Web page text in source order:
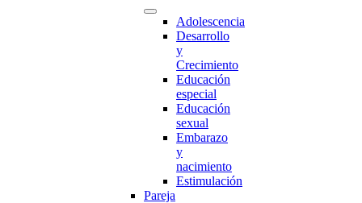
Adolescencia
Desarrollo
y
Crecimiento
Educación
especial
Educación
sexual
Embarazo
y
nacimiento
Estimulación
Pareja